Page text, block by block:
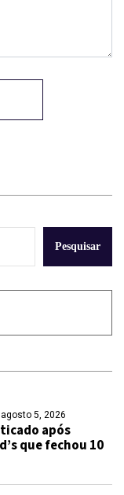
Pesquisar
agosto 5, 2026
após
que fechou 10